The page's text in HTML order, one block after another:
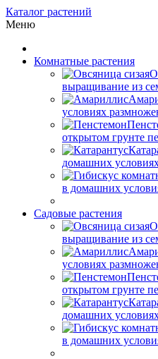
Каталог растений
Меню
Комнатные растения
выращивание из
условиях
открытом грунте
домашних
в домашних
Садовые растения
выращивание из
условиях
открытом грунте
домашних
в домашних